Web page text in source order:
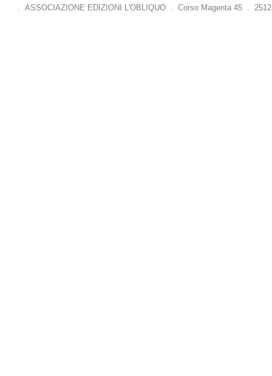
. ASSOCIAZIONE EDIZIONI L'OBLIQUO . Corso Magenta 45 .